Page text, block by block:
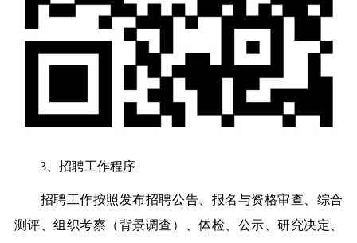
3、招聘工作程序
招聘工作按照发布招聘公告、报名与资格审查、综合
测评、组织考察（背景调查）、体检、公示、研究决定、